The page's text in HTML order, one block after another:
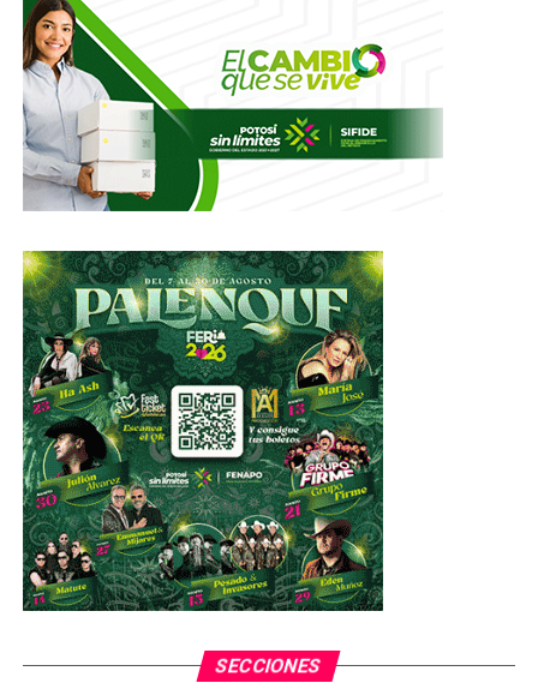
responsabilidad y de cuidados al medio ambiente a sus
hijas e hijos, destacando que su administración consolida
un Estado más justo, donde las mujeres cuenten con
oportunidades reales y acompañamiento permanente,
aunado a la visión sensible y de pronta atención en la
que las madres son prioridad.
TEMAS RELACIONADOS FEATURED GOBIERNO DE SLP
YA VIENE
Ricardo Gallardo, el gobernador con mayor respaldo
ciudadano
NO TE PIERDAS
La Máquina pita fuerte en el Jalisco
SECCIONES